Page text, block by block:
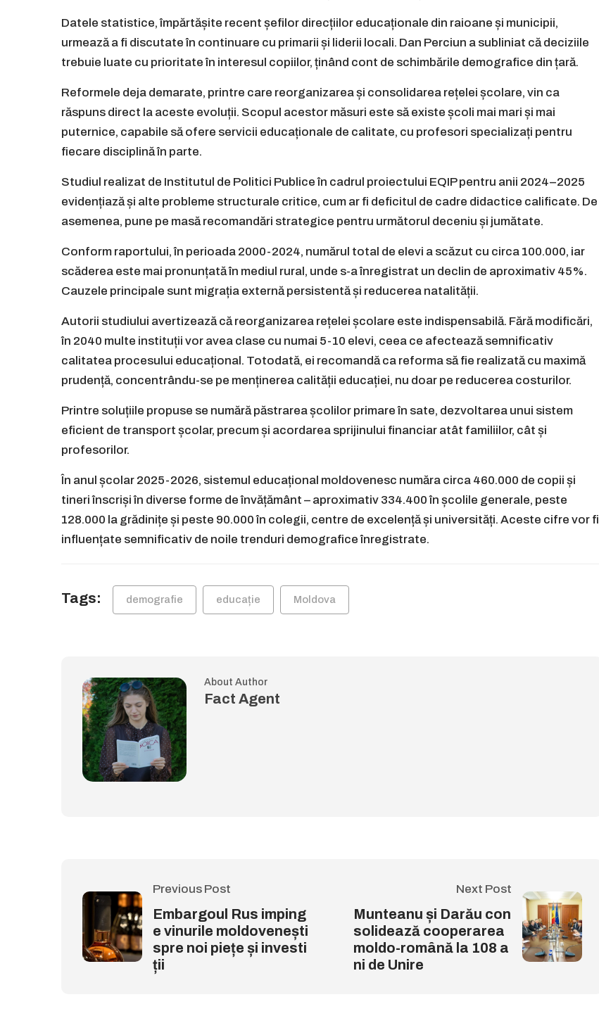
Datele statistice, împărtășite recent șefilor direcțiilor educaționale din raioane și municipii,
urmează a fi discutate în continuare cu primarii și liderii locali. Dan Perciun a subliniat că deciziile
trebuie luate cu prioritate în interesul copiilor, ținând cont de schimbările demografice din țară.
Reformele deja demarate, printre care reorganizarea și consolidarea rețelei școlare, vin ca
răspuns direct la aceste evoluții. Scopul acestor măsuri este să existe școli mai mari și mai
puternice, capabile să ofere servicii educaționale de calitate, cu profesori specializați pentru
fiecare disciplină în parte.
Studiul realizat de Institutul de Politici Publice în cadrul proiectului EQIP pentru anii 2024–2025
evidențiază și alte probleme structurale critice, cum ar fi deficitul de cadre didactice calificate. De
asemenea, pune pe masă recomandări strategice pentru următorul deceniu și jumătate.
Conform raportului, în perioada 2000-2024, numărul total de elevi a scăzut cu circa 100.000, iar
scăderea este mai pronunțată în mediul rural, unde s-a înregistrat un declin de aproximativ 45%.
Cauzele principale sunt migrația externă persistentă și reducerea natalității.
Autorii studiului avertizează că reorganizarea rețelei școlare este indispensabilă. Fără modificări,
în 2040 multe instituții vor avea clase cu numai 5-10 elevi, ceea ce afectează semnificativ
calitatea procesului educațional. Totodată, ei recomandă ca reforma să fie realizată cu maximă
prudență, concentrându-se pe menținerea calității educației, nu doar pe reducerea costurilor.
Printre soluțiile propuse se numără păstrarea școlilor primare în sate, dezvoltarea unui sistem
eficient de transport școlar, precum și acordarea sprijinului financiar atât familiilor, cât și
profesorilor.
În anul școlar 2025-2026, sistemul educațional moldovenesc număra circa 460.000 de copii și
tineri înscriși în diverse forme de învățământ – aproximativ 334.400 în școlile generale, peste
128.000 la grădinițe și peste 90.000 în colegii, centre de excelență și universități. Aceste cifre vor fi
influențate semnificativ de noile trenduri demografice înregistrate.
Tags: demografie educație Moldova
About Author
Fact Agent
Previous Post
Embargoul Rus imping
e vinurile moldovenești
spre noi piețe și investi
ții
Next Post
Munteanu și Darău con
solidează cooperarea
moldo-română la 108 a
ni de Unire